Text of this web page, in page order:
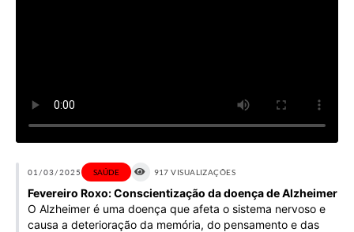
Carta de Serviços
Obras
Galeria de Vídeos
Projetos
01/03/2025 SAÚDE 917 VISUALIZAÇÕES
Fevereiro Roxo: Conscientização da doença de Alzheimer
O Alzheimer é uma doença que afeta o sistema nervoso e
causa a deterioração da memória, do pensamento e das